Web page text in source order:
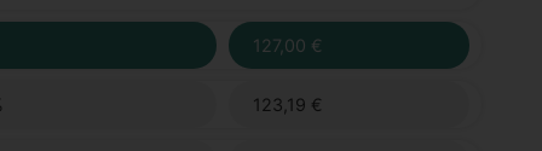
127,00 €
123,19 €